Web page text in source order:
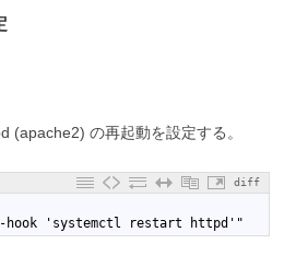
(apache2) の再起動を設定する。
diff
hook 'systemctl restart httpd'"